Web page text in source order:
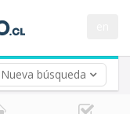
Nueva búsqueda